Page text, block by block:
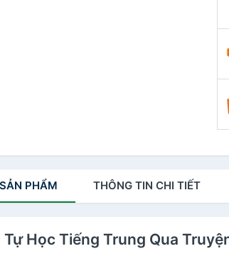
SẢN PHẨM THÔNG TIN CHI TIẾT
Học Tiếng Trung Qua